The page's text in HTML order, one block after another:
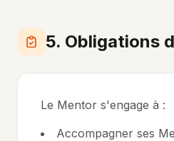
5. Obligations
Le Mentor s'engage à :
Accompagner ses